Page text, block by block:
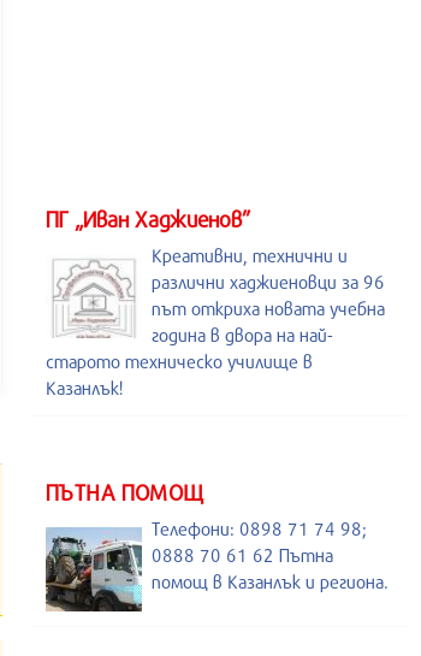
ПГ „Иван Хаджиенов”
Креативни, технични и
различни хаджиеновци за 96
път откриха новата учебна
година в двора на най-
старото техническо училище в
Казанлък!
ПЪТНА ПОМОЩ
Телефони: 0898 71 74 98;
0888 70 61 62 Пътна
помощ в Казанлък и региона.